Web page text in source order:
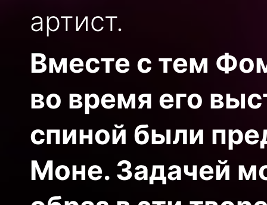
артист.
Вместе с тем
во время его
спиной были
Моне. Задачей